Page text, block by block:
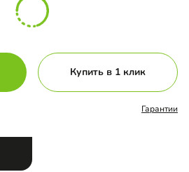
Купить в 1 клик
Гарантии